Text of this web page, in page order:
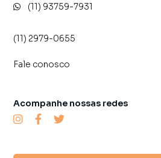
(11) 93759-7931
(11) 2979-0655
Fale conosco
Acompanhe nossas redes